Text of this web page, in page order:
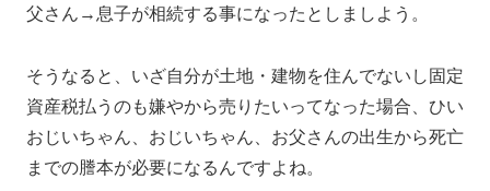
父さん→息子が相続する事になったとしましよう。
そうなると、いざ自分が土地・建物を住んでないし固定
資産税払うのも嫌やから売りたいってなった場合、ひい
おじいちゃん、おじいちゃん、お父さんの出生から死亡
までの謄本が必要になるんですよね。